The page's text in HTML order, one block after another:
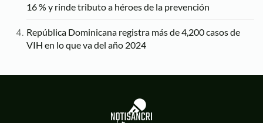
16 % y rinde tributo a héroes de la prevención
República Dominicana registra más de 4,200 casos de
VIH en lo que va del año 2024